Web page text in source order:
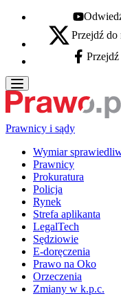
Youtube -
X - otwiera się w
Przejdź
Facebook -
Prawnicy i sądy
Wymiar
Prawnicy
Prokuratura
Policja
Rynek
Strefa aplikanta
LegalTech
Sędziowie
E-doręczenia
Prawo na Oko
Orzeczenia
Zmiany w k.p.c.